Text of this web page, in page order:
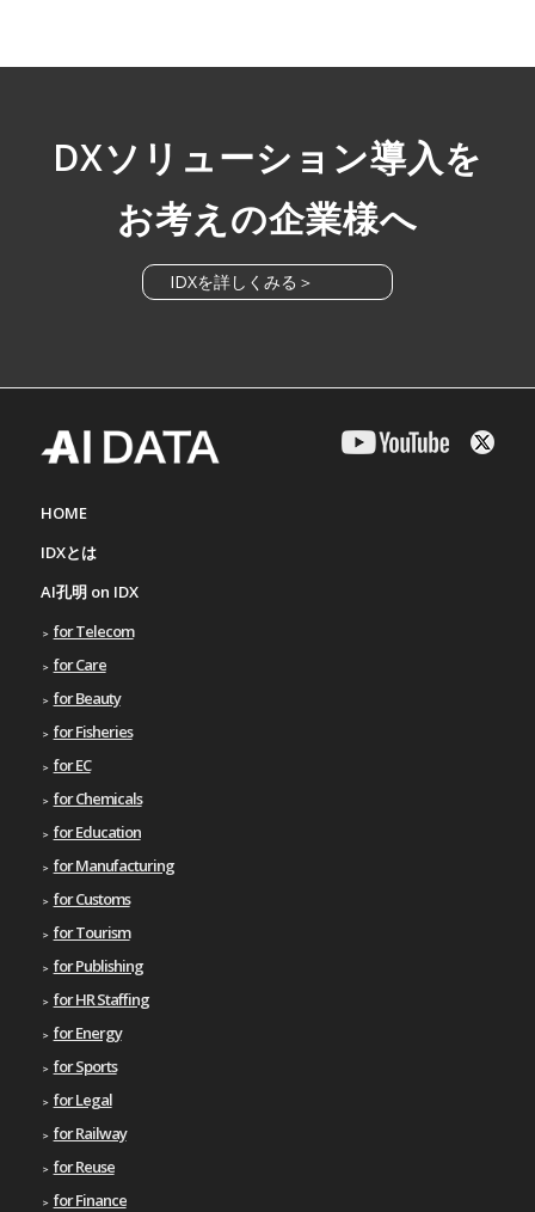
DXソリューション導入を
お考えの企業様へ
IDXを詳しくみる＞
HOME
IDXとは
AI孔明 on IDX
for Telecom
for Care
for Beauty
for Fisheries
for EC
for Chemicals
for Education
for Manufacturing
for Customs
for Tourism
for Publishing
for HR Staffing
for Energy
for Sports
for Legal
for Railway
for Reuse
for Finance